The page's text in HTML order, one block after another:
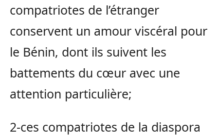
compatriotes de l’étranger
conservent un amour viscéral pour
le Bénin, dont ils suivent les
battements du cœur avec une
attention particulière;
2-ces compatriotes de la diaspora